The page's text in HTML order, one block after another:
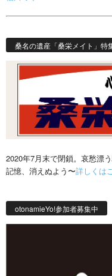
桑名の遺産「桑栄メイト」特
2020年7月末で閉鎖。哀愁漂
記憶、消えぬよう〜詳しくは
otonamieYo!参加者募集中